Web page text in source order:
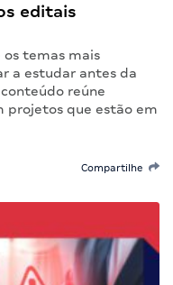
editais
os temas mais
a estudar antes da
reúne
projetos que estão em
Compartilhe